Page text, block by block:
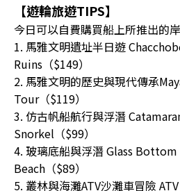
【遊輪旅遊TIPS】
今日可以自費購買船上所推出的
1. 馬雅文明遺址半日遊
Ruins（$149）
2. 馬雅文明的歷史與現代傳承
Tour（$119）
3. 仿古帆船航行與浮潛
Snorkel（$99）
4. 玻璃底船與浮潛 Glass
Beach（$89）
5. 叢林與海灘ATV沙灘車冒險